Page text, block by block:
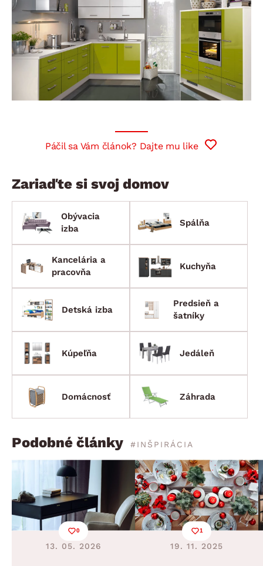
Páčil sa Vám článok? Dajte mu like
Zariaďte si svoj domov
Obývacia
izba
Spálňa
Kancelária a
pracovňa
Kuchyňa
Detská izba
Predsieň a
šatníky
Kúpeľňa Jedáleň
Domácnosť Záhrada
Podobné články #INŠPIRÁCIA
0
13. 05. 2026
1
19. 11. 2025